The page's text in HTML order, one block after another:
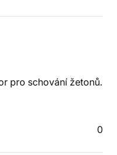
pro schování žetonů.
0